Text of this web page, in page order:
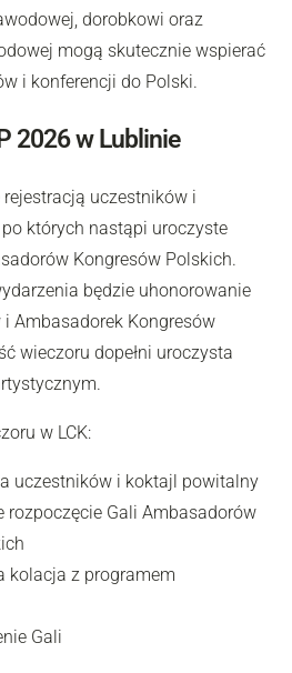
dorobkowi oraz
mogą skutecznie wspierać
i konferencji do Polski.
2026 w Lublinie
uczestników i
których nastąpi uroczyste
Kongresów Polskich.
będzie uhonorowanie
Ambasadorek Kongresów
wieczoru dopełni uroczysta
w LCK:
uczestników i koktajl powitalny
rozpoczęcie Gali Ambasadorów
kolacja z programem
Gali